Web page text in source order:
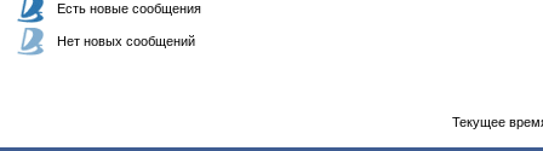
Есть новые сообщения
Нет новых сообщений
Текущее